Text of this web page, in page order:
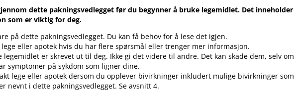
dette pakningsvedlegget før du begynner å bruke legemidlet. Det inneholder
som er viktig for deg.
på dette pakningsvedlegget. Du kan få behov for å lese det igjen.
lege eller apotek hvis du har flere spørsmål eller trenger mer informasjon.
legemidlet er skrevet ut til deg. Ikke gi det videre til andre. Det kan skade dem, selv om
symptomer på sykdom som ligner dine.
lege eller apotek dersom du opplever bivirkninger inkludert mulige bivirkninger som
nevnt i dette pakningsvedlegget. Se avsnitt 4.